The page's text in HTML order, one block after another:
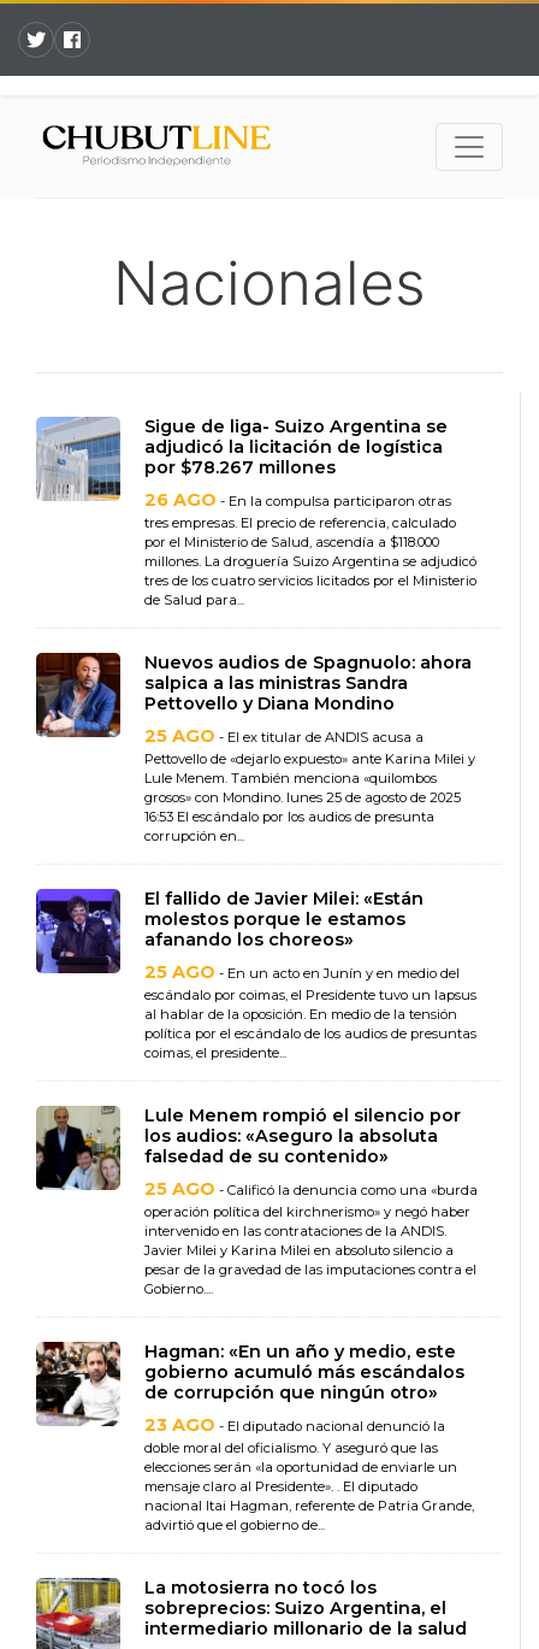
Nacionales
Sigue de liga- Suizo Argentina se
adjudicó la licitación de logística
por $78.267 millones
26 AGO - En la compulsa participaron otras
tres empresas. El precio de referencia, calculado
por el Ministerio de Salud, ascendía a $118.000
millones. La droguería Suizo Argentina se adjudicó
tres de los cuatro servicios licitados por el Ministerio
de Salud para...
Nuevos audios de Spagnuolo: ahora
salpica a las ministras Sandra
Pettovello y Diana Mondino
25 AGO - El ex titular de ANDIS acusa a
Pettovello de «dejarlo expuesto» ante Karina Milei y
Lule Menem. También menciona «quilombos
grosos» con Mondino. lunes 25 de agosto de 2025
16:53 El escándalo por los audios de presunta
corrupción en...
El fallido de Javier Milei: «Están
molestos porque le estamos
afanando los choreos»
25 AGO - En un acto en Junín y en medio del
escándalo por coimas, el Presidente tuvo un lapsus
al hablar de la oposición. En medio de la tensión
política por el escándalo de los audios de presuntas
coimas, el presidente...
Lule Menem rompió el silencio por
los audios: «Aseguro la absoluta
falsedad de su contenido»
25 AGO - Calificó la denuncia como una «burda
operación política del kirchnerismo» y negó haber
intervenido en las contrataciones de la ANDIS.
Javier Milei y Karina Milei en absoluto silencio a
pesar de la gravedad de las imputaciones contra el
Gobierno....
Hagman: «En un año y medio, este
gobierno acumuló más escándalos
de corrupción que ningún otro»
23 AGO - El diputado nacional denunció la
doble moral del oficialismo. Y aseguró que las
elecciones serán «la oportunidad de enviarle un
mensaje claro al Presidente». . El diputado
nacional Itai Hagman, referente de Patria Grande,
advirtió que el gobierno de...
La motosierra no tocó los
sobreprecios: Suizo Argentina, el
intermediario millonario de la salud